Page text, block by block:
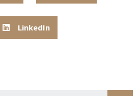
LinkedIn